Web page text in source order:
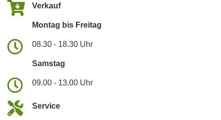
Verkauf
Montag bis Freitag
08.30 - 18.30 Uhr
Samstag
09.00 - 13.00 Uhr
Service